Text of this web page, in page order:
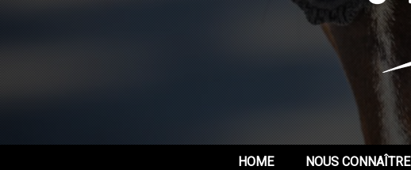
HOME NOUS CONNAÎTRE